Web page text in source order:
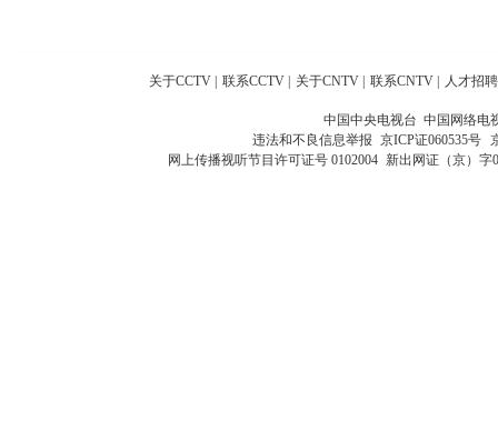
关于CCTV 联系CCTV 关于CNTV 联系CNTV 人才招聘
中国中央电视台 中国网络电
违法和不良信息举报 京ICP证060535号
网上传播视听节目许可证号 0102004 新出网证（京）